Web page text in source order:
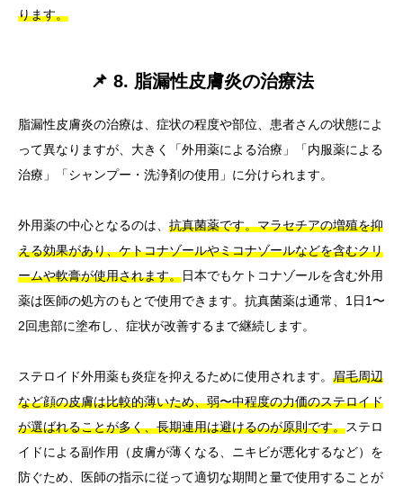
ります。
📌 8. 脂漏性皮膚炎の治療法
脂漏性皮膚炎の治療は、症状の程度や部位、患者さんの状態によ
って異なりますが、大きく「外用薬による治療」「内服薬による
治療」「シャンプー・洗浄剤の使用」に分けられます。
外用薬の中心となるのは、 抗真菌薬です。マラセチアの増殖を抑
える効果があり、ケトコナゾールやミコナゾールなどを含むクリ
ームや軟膏が使用されます。日本でもケトコナゾールを含む外用
薬は医師の処方のもとで使用できます。抗真菌薬は通常、1日1〜
2回患部に塗布し、症状が改善するまで継続します。
ステロイド外用薬も炎症を抑えるために使用されます。 眉毛周辺
など顔の皮膚は比較的薄いため、弱〜中程度の力価のステロイド
が選ばれることが多く、長期連用は避けるのが原則です。ステロ
イドによる副作用（皮膚が薄くなる、ニキビが悪化するなど）を
防ぐため、医師の指示に従って適切な期間と量で使用することが